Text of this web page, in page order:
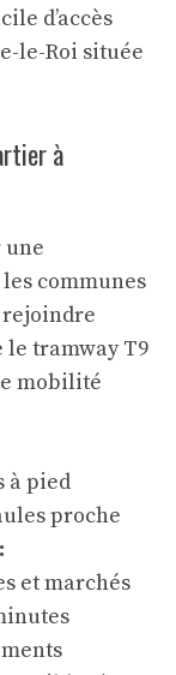
d’accès
le-Roi située
à
une
communes
rejoindre
tramway T9
mobilité
à pied
proche
et marchés